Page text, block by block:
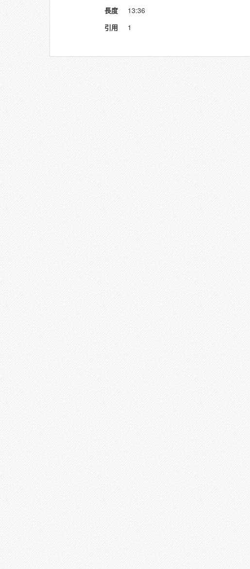
長度
13:36
引用
1